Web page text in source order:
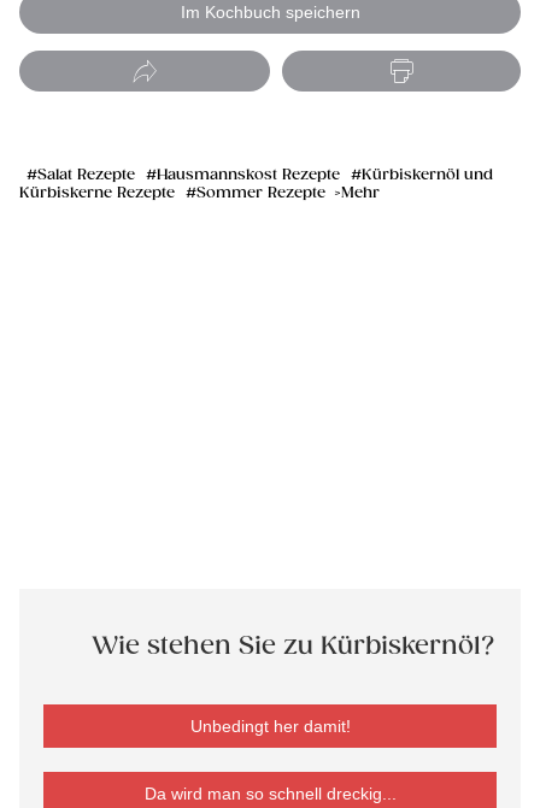
Im Kochbuch speichern
Salat Rezepte Hausmannskost Rezepte
Kürbiskernöl und
Kürbiskerne Rezepte
Sommer Rezepte Mehr
Wie stehen Sie zu Kürbiskernöl?
Unbedingt her damit!
Da wird man so schnell dreckig...